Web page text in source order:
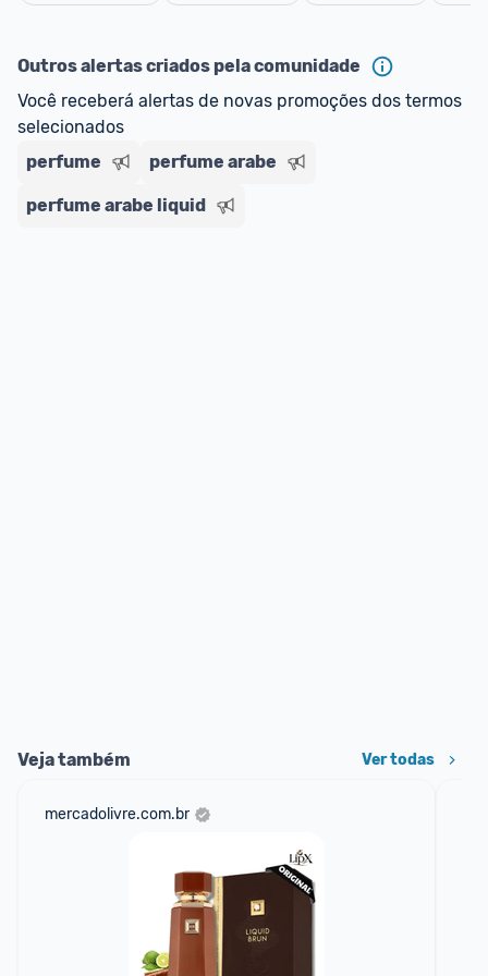
E lembre-se: você sempre pode contar ajuda da
comunidade para tirar dúvidas ou acionar os
nossos Admins marcando
comentário ou através do Fale com o Promobit.
Outros alertas criados pela comunidade
Você receberá alertas de novas promoções dos termos
selecionados
perfume
perfume arabe
perfume arabe liquid
Veja também Ver todas
mercadolivre.com.br